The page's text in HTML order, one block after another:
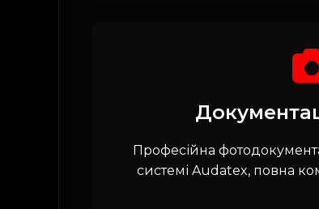
Професійна
системі Audatex, повна